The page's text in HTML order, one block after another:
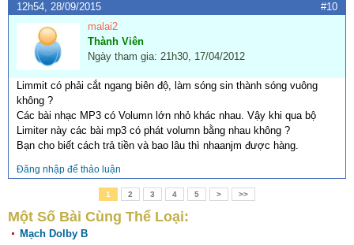
12h54, 28/09/2015
#10
malai2
Thành Viên
Ngày tham gia: 21h30, 17/04/2012
Limmit có phải cắt ngang biên độ, làm sóng sin thành sóng vuông
không ?
Các bài nhạc MP3 có Volumn lớn nhỏ khác nhau. Vậy khi qua bộ
Limiter này các bài mp3 có phát volumn bằng nhau không ?
Bạn cho biết cách trả tiền và bao lâu thì nhaanjm được hàng.
Đăng nhập để thảo luận
1 2 3 4 5 > >>
Một Số Bài Cùng Thể Loại:
Mạch Dolby B